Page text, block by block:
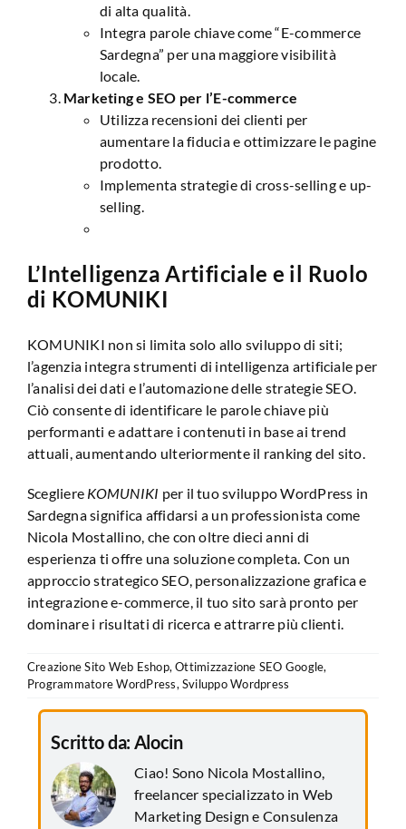
di alta qualità.
Integra parole chiave come “E-commerce
Sardegna” per una maggiore visibilità
locale.
Marketing e SEO per l’E-commerce
Utilizza recensioni dei clienti per
aumentare la fiducia e ottimizzare le pagine
prodotto.
Implementa strategie di cross-selling e up-
selling.
L’Intelligenza Artificiale e il Ruolo
di KOMUNIKI
KOMUNIKI non si limita solo allo sviluppo di siti;
l’agenzia integra strumenti di intelligenza artificiale per
l’analisi dei dati e l’automazione delle strategie SEO.
Ciò consente di identificare le parole chiave più
performanti e adattare i contenuti in base ai trend
attuali, aumentando ulteriormente il ranking del sito.
Scegliere KOMUNIKI per il tuo sviluppo WordPress in
Sardegna significa affidarsi a un professionista come
Nicola Mostallino, che con oltre dieci anni di
esperienza ti offre una soluzione completa. Con un
approccio strategico SEO, personalizzazione grafica e
integrazione e-commerce, il tuo sito sarà pronto per
dominare i risultati di ricerca e attrarre più clienti.
Creazione Sito Web Eshop,Ottimizzazione SEO Google,
Programmatore WordPress,Sviluppo Wordpress
Scritto da:Alocin
Ciao! Sono Nicola Mostallino,
freelancer specializzato in Web
Marketing Design e Consulenza